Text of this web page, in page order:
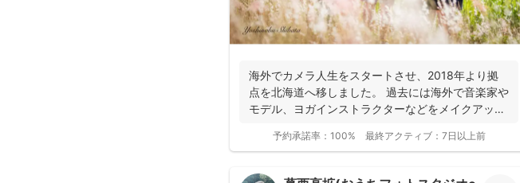
海外でカメラ人生をスタートさせ、2018年より拠
点を北海道へ移しました。 過去には海外で音楽家や
モデル、ヨガインストラクターなどをメイクアップ
予約承諾率： 100% 最終アクティブ： 7日以上前